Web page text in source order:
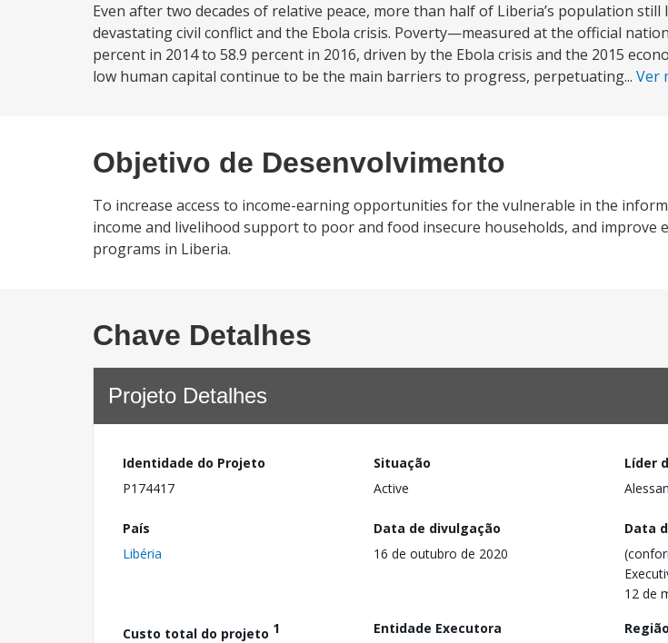
Even after two decades of relative peace, more than half of Liberia’s population
devastating civil conflict and the Ebola crisis. Poverty—measured at the official
percent in 2014 to 58.9 percent in 2016, driven by the Ebola crisis and the 2015
low human capital continue to be the main barriers to progress, perpetuating... Ver
Objetivo de Desenvolvimento
To increase access to income-earning opportunities for the vulnerable in the
income and livelihood support to poor and food insecure households, and improve
programs in Liberia.
Chave Detalhes
Projeto Detalhes
Identidade do Projeto
P174417
Situação
Active
Líder
País
Libéria
Data de divulgação
16 de outubro de 2020
Data
12 de
Custo total do projeto 1
Entidade Executora
Região